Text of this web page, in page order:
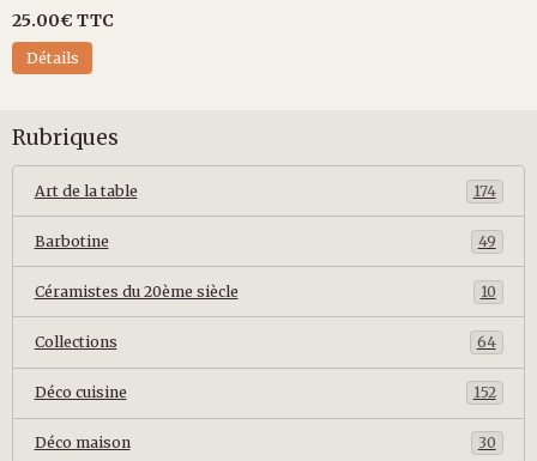
25.00€ TTC
Détails
Rubriques
Art de la table 174
Barbotine 49
Céramistes du 20ème siècle 10
Collections 64
Déco cuisine 152
Déco maison 30